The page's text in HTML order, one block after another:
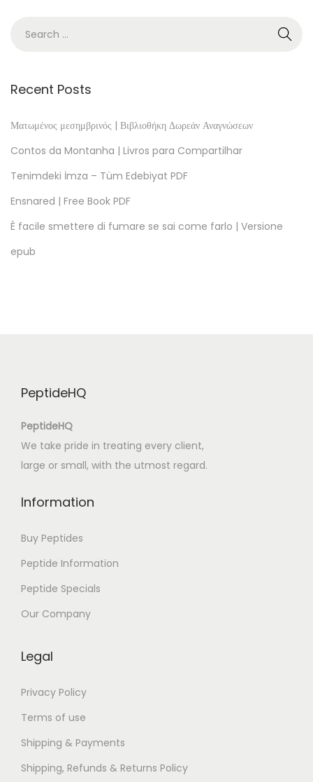
f
i
[
E
Recent Posts
Ματωμένος μεσημβρινός | Βιβλιοθήκη Δωρεάν Αναγνώσεων
Contos da Montanha | Livros para Compartilhar
Tenimdeki İmza – Tüm Edebiyat PDF
Ensnared | Free Book PDF
È facile smettere di fumare se sai come farlo | Versione
epub
PeptideHQ
PeptideHQ
We take pride in treating every client,
large or small, with the utmost regard.
Information
Buy Peptides
Peptide Information
Peptide Specials
Our Company
Legal
Privacy Policy
Terms of use
Shipping & Payments
Shipping, Refunds & Returns Policy